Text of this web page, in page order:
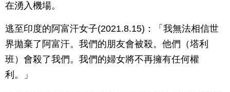
在湧入機場。
逃至印度的阿富汗女子(2021.8.15)：「我無法相信世
界拋棄了阿富汗。我們的朋友會被殺。他們（塔利
班）會殺了我們。我們的婦女將不再擁有任何權
利。」